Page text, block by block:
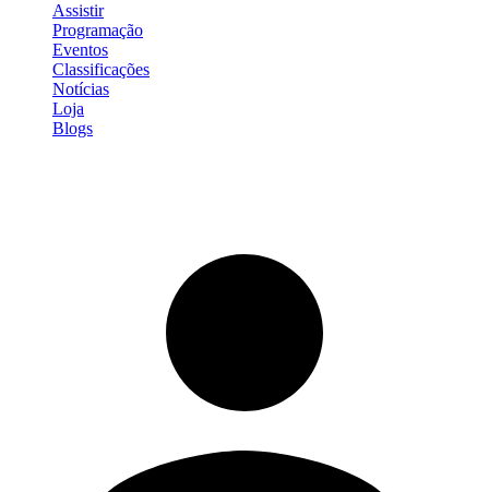
Assistir
Programação
Eventos
Classificações
Notícias
Loja
Blogs